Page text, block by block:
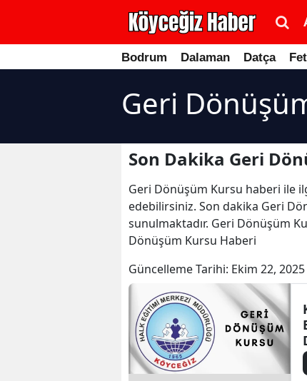
Bodrum Dalaman Datça
Geri
Son Dakika Geri
Geri Dönüşüm Kursu haberi ile
edebilirsiniz. Son dakika Geri
sunulmaktadır. Geri Dönüşüm
Dönüşüm Kursu Haberi
Güncelleme Tarihi: Ekim 22,